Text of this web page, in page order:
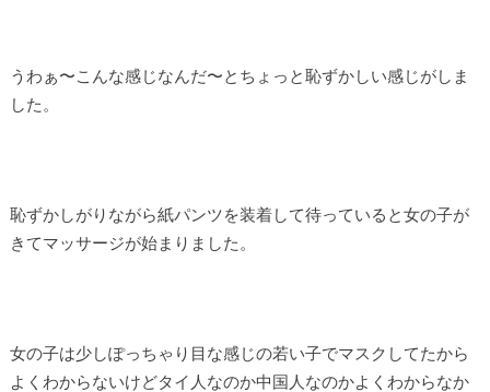
うわぁ〜こんな感じなんだ〜とちょっと恥ずかしい感じがしま
した。
恥ずかしがりながら紙パンツを装着して待っていると女の子が
きてマッサージが始まりました。
女の子は少しぽっちゃり目な感じの若い子でマスクしてたから
よくわからないけどタイ人なのか中国人なのかよくわからなか